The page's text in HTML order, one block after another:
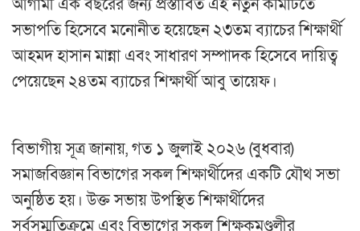
‎আগামী এক বছরের জন্য প্রস্তাবিত এই নতুন কমিটিতে
সভাপতি হিসেবে মনোনীত হয়েছেন ২৩তম ব্যাচের শিক্ষার্থী
আহমদ হাসান মান্না এবং সাধারণ সম্পাদক হিসেবে দায়িত্ব
পেয়েছেন ২৪তম ব্যাচের শিক্ষার্থী আবু তায়েফ।
‎বিভাগীয় সূত্র জানায়, গত ১ জুলাই ২০২৬ (বুধবার)
সমাজবিজ্ঞান বিভাগের সকল শিক্ষার্থীদের একটি যৌথ সভা
অনুষ্ঠিত হয়। উক্ত সভায় উপস্থিত শিক্ষার্থীদের
সর্বসম্মতিক্রমে এবং বিভাগের সকল শিক্ষকমণ্ডলীর